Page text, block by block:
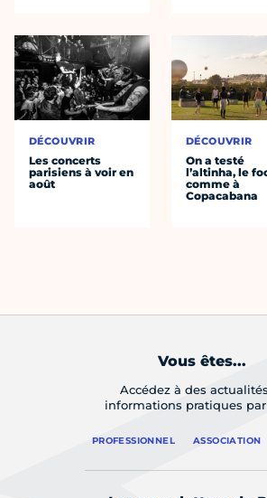
DÉCOUVRIR
Les concerts
parisiens à voir en
août
DÉCOUVRIR
On a testé
l’altinha, le
comme à
Copacabana
Vous êtes...
Accédez à des
informations pratiques
PROFESSIONNEL ASSOCIATION